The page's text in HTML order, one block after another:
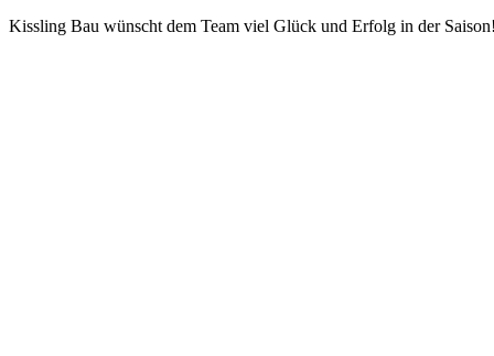
Kissling Bau wünscht dem Team viel Glück und Erfolg in der